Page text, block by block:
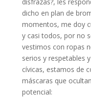
dicho en plan de
momentos, me doy
y casi todos, por no
vestimos con ropas
serios y respetables
cívicas, estamos de
máscaras que
potencial: